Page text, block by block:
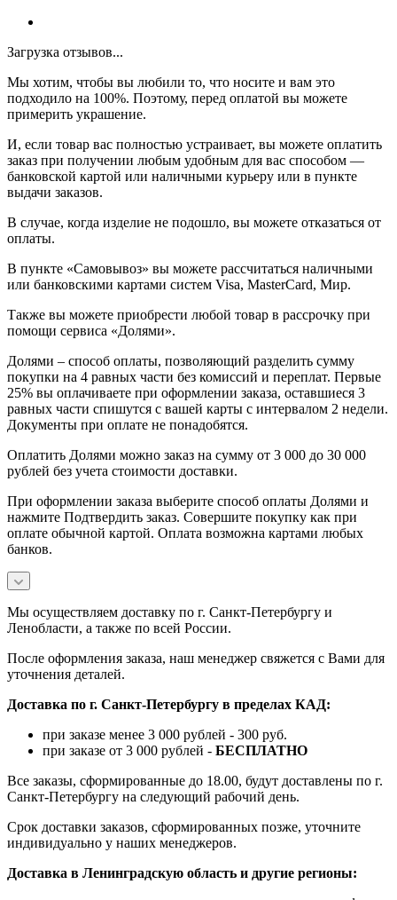
Загрузка отзывов...
Мы хотим, чтобы вы любили то, что носите и вам это
подходило на 100%. Поэтому, перед оплатой вы можете
примерить украшение.
И, если товар вас полностью устраивает, вы можете оплатить
заказ при получении любым удобным для вас способом —
банковской картой или наличными курьеру или в пункте
выдачи заказов.
В случае, когда изделие не подошло, вы можете отказаться от
оплаты.
В пункте «Самовывоз» вы можете рассчитаться наличными
или банковскими картами систем Visa, MasterCard, Мир.
Также вы можете приобрести любой товар в рассрочку при
помощи сервиса «Долями».
Долями – способ оплаты, позволяющий разделить сумму
покупки на 4 равных части без комиссий и переплат. Первые
25% вы оплачиваете при оформлении заказа, оставшиеся 3
равных части спишутся с вашей карты с интервалом 2 недели.
Документы при оплате не понадобятся.
Оплатить Долями можно заказ на сумму от 3 000 до 30 000
рублей без учета стоимости доставки.
При оформлении заказа выберите способ оплаты Долями и
нажмите Подтвердить заказ. Совершите покупку как при
оплате обычной картой. Оплата возможна картами любых
банков.
Мы осуществляем доставку по г. Санкт-Петербургу и
Ленобласти, а также по всей России.
После оформления заказа, наш менеджер свяжется с Вами для
уточнения деталей.
Доставка по г. Санкт-Петербургу в пределах КАД:
при заказе менее 3 000 рублей - 300 руб.
при заказе от 3 000 рублей - БЕСПЛАТНО
Все заказы, сформированные до 18.00, будут доставлены по г.
Санкт-Петербургу на следующий рабочий день.
Срок доставки заказов, сформированных позже, уточните
индивидуально у наших менеджеров.
Доставка в Ленинградскую область и другие регионы: